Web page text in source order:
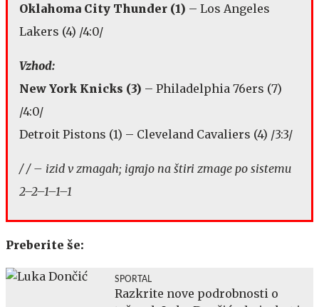
Oklahoma City Thunder (1) – Los Angeles
Lakers (4) /4:0/
Vzhod:
New York Knicks (3) – Philadelphia 76ers (7)
/4:0/
Detroit Pistons (1) – Cleveland Cavaliers (4) /3:3/
/ / – izid v zmagah; igrajo na štiri zmage po sistemu
2–2–1–1–1
Preberite še:
SPORTAL
Razkrite nove podrobnosti o